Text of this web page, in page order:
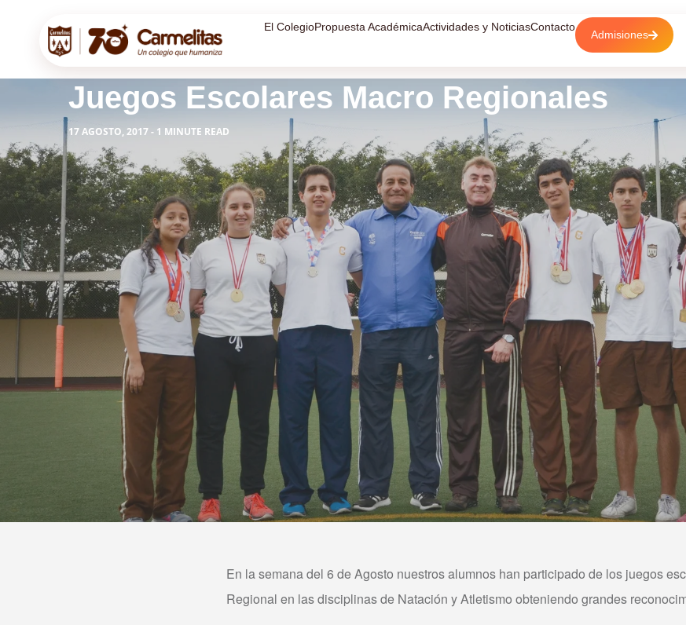
El ColegioPropuesta AcadémicaActividades y NoticiasContacto
Admisiones
Juegos Escolares Macro Regionales
17 AGOSTO, 2017 - 1 MINUTE READ
En la semana del 6 de Agosto nuestros alumnos han participado de los juegos
Regional en las disciplinas de Natación y Atletismo obteniendo grandes